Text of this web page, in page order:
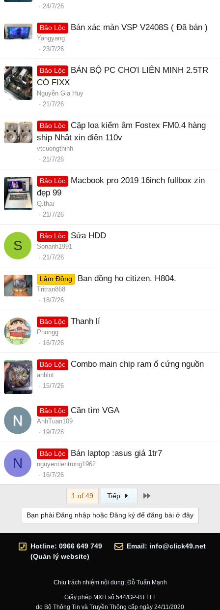
24/7/26
Bảo Lộc Bán xác màn VSP V2408S ( Đã bán )
Yangyang
23/7/26
Bảo Lộc
BÁN BỘ PC CHƠI LIÊN MINH 2.5TR
CÓ FIXX
Nguyễn Gia Huy
21/7/26
Bảo Lộc
Cặp loa kiểm âm Fostex FM0.4 hàng
ship Nhật xịn điện 110v
vtcuongthinh
21/7/26
Bảo Lộc
Macbook pro 2019 16inch fullbox zin
đẹp 99
Q.thai
21/7/26
S
Bảo Lộc Sửa HDD
Sonanh1991
21/7/26
Lâm Đồng Ban đồng ho citizen. H804.
Tritran868
18/7/26
Bảo Lộc Thanh lí
Phongg
16/7/26
Bảo Lộc Combo main chip ram ổ cứng nguồn
anhlnt
15/7/26
Bảo Lộc Cần tìm VGA
AnhTuan109
19/7/26
N
Bảo Lộc Bán laptop :asus giá 1tr7
nguyentientrong1962
16/7/26
1 of 49 Tiếp
Bạn phải Đăng nhập hoặc Đăng ký để đăng bài ở đây
Hotline: 0966 649 749
(Quản lý website)
Email: info@click49.net
Chịu trách nhiệm nội dung: Đỗ Tuấn Mạnh
Giấy phép MXH số 544/GP-BTTTT
do Bộ Thông Tin và Truyền Thông cấp ngày 24/11/2020